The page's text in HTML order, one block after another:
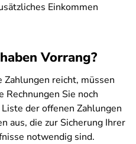
Einkommen
Vorrang?
reicht, müssen
Rechnungen Sie noch
der offenen Zahlungen
aus, die zur Sicherung Ihrer
notwendig sind.